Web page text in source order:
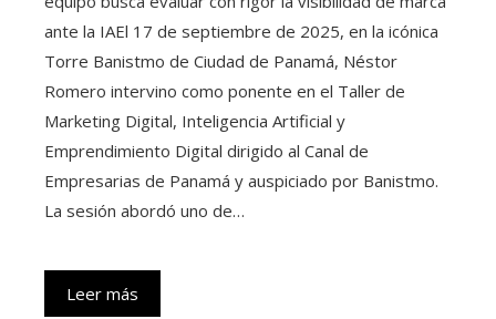
ante la IAEl 17 de septiembre de 2025, en la icónica
Torre Banistmo de Ciudad de Panamá, Néstor
Romero intervino como ponente en el Taller de
Marketing Digital, Inteligencia Artificial y
Emprendimiento Digital dirigido al Canal de
Empresarias de Panamá y auspiciado por Banistmo.
La sesión abordó uno de…
Leer más